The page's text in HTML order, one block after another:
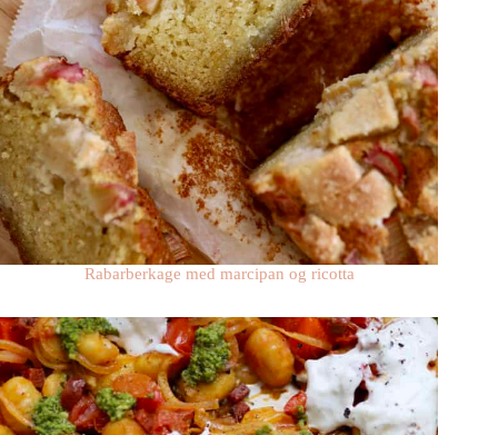
Rabarberkage med marcipan og ricotta